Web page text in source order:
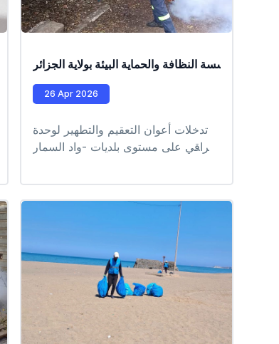
مؤسسة النظافة والحماية البيئة بولاية الجزائر
26 Apr 2026
تدخلات أعوان التعقيم والتطهير لوحدة
براقي على مستوى بلديات -واد السمار
#EPIC_HUPE